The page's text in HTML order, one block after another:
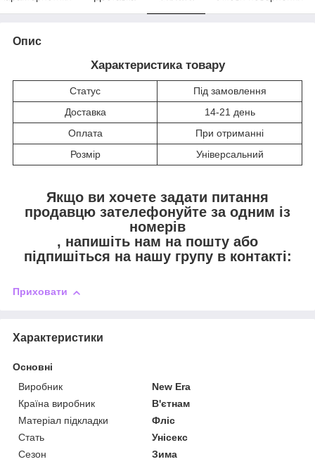
Опис
Характеристика товару
Статус
Під замовлення
Доставка
14-21 день
Оплата
При отриманні
Розмір
Універсальний
Якщо ви хочете задати питання
продавцю зателефонуйте за одним із
номерів
, напишіть нам на пошту або
підпишіться на нашу групу в контакті:
Приховати
Характеристики
Основні
Виробник
New Era
Країна виробник
В'єтнам
Матеріал підкладки
Фліс
Стать
Унісекс
Сезон
Зима